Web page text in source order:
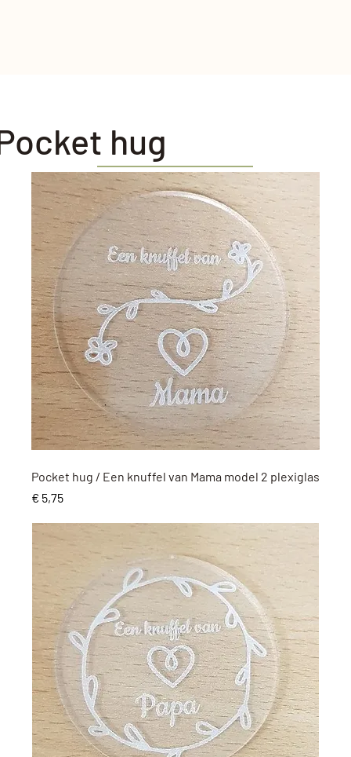
Snel overzicht
Pocket hug / Een knuffel van Mama model 2 plexiglas
Prijs
€ 5,75
hug